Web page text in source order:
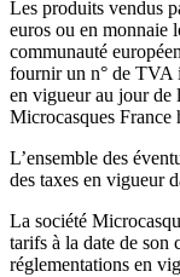
Les produits vendus
euros ou en monnaie
communauté
fournir un n° de TVA
en vigueur au jour de
Microcasques France
L’ensemble des
des taxes en vigueur
La société
tarifs à la date de son
réglementations en